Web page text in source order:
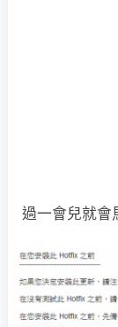
過一會兒就會